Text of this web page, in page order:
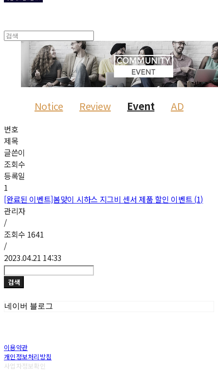
Notice Review Event AD
번호
제목
글쓴이
조회수
등록일
1
[완료된 이벤트]봄맞이 시하스 지그비 센서 제품 할인 이벤트 (1)
관리자
/
조회수 1641
/
2023.04.21 14:33
검색
네이버 블로그
이용약관
개인정보처리방침
사업자정보확인